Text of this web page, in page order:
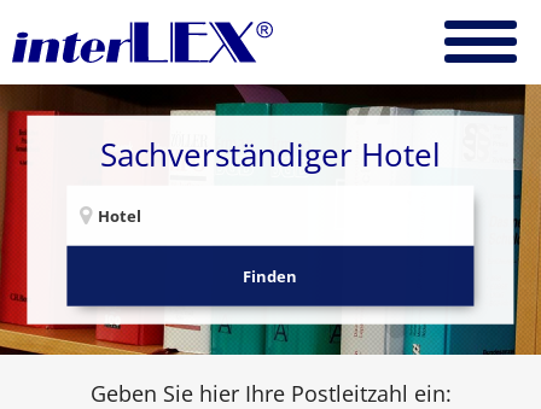
Sachverständiger Hotel
Finden
Geben Sie hier Ihre Postleitzahl ein: